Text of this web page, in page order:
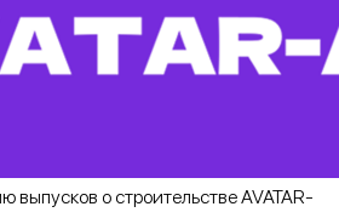
о строительстве AVATAR-